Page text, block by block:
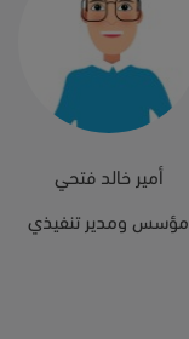
أمير خالد فتحي
مؤسس ومدير تنفيذي